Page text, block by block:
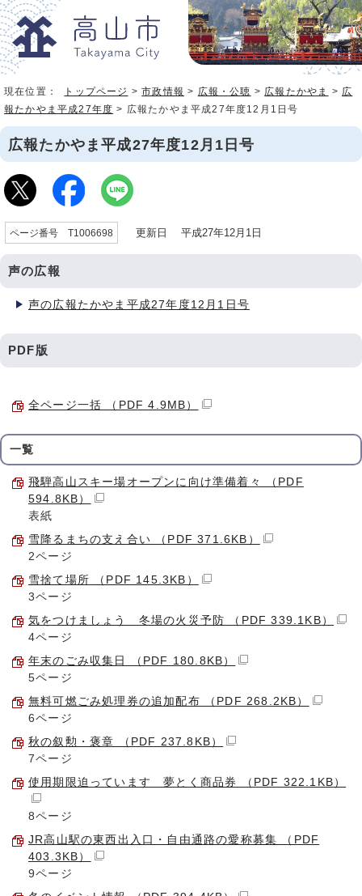
現在位置： トップページ >市政情報 > 広報・公聴 > 広報たかやま > 広
報たかやま平成27年度 > 広報たかやま平成27年度12月1日号
広報たかやま平成27年度12月1日号
ページ番号 T1006698 更新日 平成27年12月1日
声の広報
声の広報たかやま平成27年度12月1日号
PDF版
全ページ一括 （PDF 4.9MB）
一覧
飛騨高山スキー場オープンに向け準備着々 （PDF
594.8KB）
表紙
雪降るまちの支え合い （PDF 371.6KB）
2ページ
雪捨て場所 （PDF 145.3KB）
3ページ
気をつけましょう 冬場の火災予防 （PDF 339.1KB）
4ページ
年末のごみ収集日 （PDF 180.8KB）
5ページ
無料可燃ごみ処理券の追加配布 （PDF 268.2KB）
6ページ
秋の叙勲・褒章 （PDF 237.8KB）
7ページ
使用期限迫っています 夢とく商品券 （PDF 322.1KB）
8ページ
JR高山駅の東西出入口・自由通路の愛称募集 （PDF
403.3KB）
9ページ